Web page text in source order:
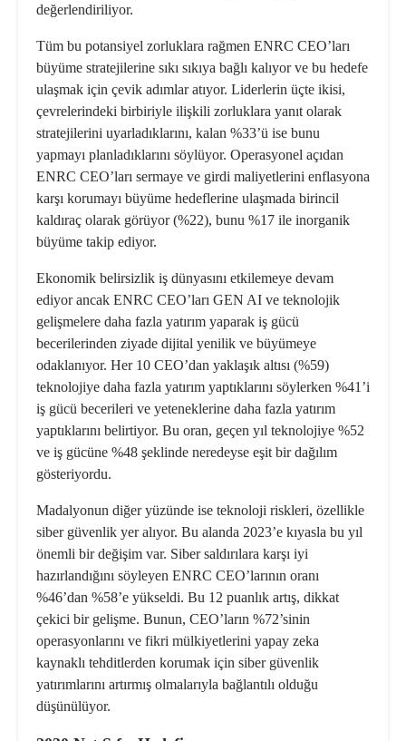
değerlendiriliyor.
Tüm bu potansiyel zorluklara rağmen ENRC CEO’ları
büyüme stratejilerine sıkı sıkıya bağlı kalıyor ve bu hedefe
ulaşmak için çevik adımlar atıyor. Liderlerin üçte ikisi,
çevrelerindeki birbiriyle ilişkili zorluklara yanıt olarak
stratejilerini uyarladıklarını, kalan %33’ü ise bunu
yapmayı planladıklarını söylüyor. Operasyonel açıdan
ENRC CEO’ları sermaye ve girdi maliyetlerini enflasyona
karşı korumayı büyüme hedeflerine ulaşmada birincil
kaldıraç olarak görüyor (%22), bunu %17 ile inorganik
büyüme takip ediyor.
Ekonomik belirsizlik iş dünyasını etkilemeye devam
ediyor ancak ENRC CEO’ları GEN AI ve teknolojik
gelişmelere daha fazla yatırım yaparak iş gücü
becerilerinden ziyade dijital yenilik ve büyümeye
odaklanıyor. Her 10 CEO’dan yaklaşık altısı (%59)
teknolojiye daha fazla yatırım yaptıklarını söylerken %41’i
iş gücü becerileri ve yeteneklerine daha fazla yatırım
yaptıklarını belirtiyor. Bu oran, geçen yıl teknolojiye %52
ve iş gücüne %48 şeklinde neredeyse eşit bir dağılım
gösteriyordu.
Madalyonun diğer yüzünde ise teknoloji riskleri, özellikle
siber güvenlik yer alıyor. Bu alanda 2023’e kıyasla bu yıl
önemli bir değişim var. Siber saldırılara karşı iyi
hazırlandığını söyleyen ENRC CEO’larının oranı
%46’dan %58’e yükseldi. Bu 12 puanlık artış, dikkat
çekici bir gelişme. Bunun, CEO’ların %72’sinin
operasyonlarını ve fikri mülkiyetlerini yapay zeka
kaynaklı tehditlerden korumak için siber güvenlik
yatırımlarını artırmış olmalarıyla bağlantılı olduğu
düşünülüyor.